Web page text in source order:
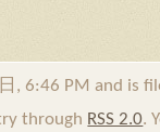
, 6:46 PM and is
through RSS 2.0.